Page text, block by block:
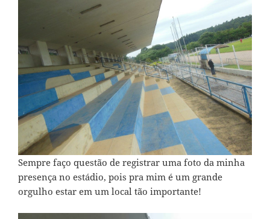
Sempre faço questão de registrar uma foto da minha
presença no estádio, pois pra mim é um grande
orgulho estar em um local tão importante!